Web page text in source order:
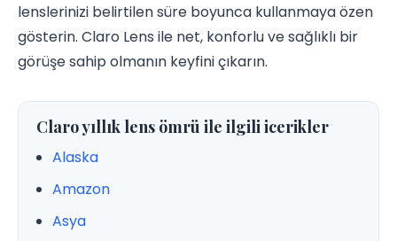
lenslerinizi belirtilen süre boyunca kullanmaya özen
gösterin. Claro Lens ile net, konforlu ve sağlıklı bir
görüşe sahip olmanın keyfini çıkarın.
Claro yıllık lens ömrü ile ilgili icerikler
Alaska
Amazon
Asya